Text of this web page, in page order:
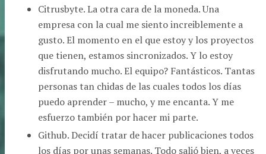
Citrusbyte. La otra cara de la moneda. Una
empresa con la cual me siento increiblemente a
gusto. El momento en el que estoy y los proyectos
que tienen, estamos sincronizados. Y lo estoy
disfrutando mucho. El equipo? Fantásticos. Tantas
personas tan chidas de las cuales todos los días
puedo aprender – mucho, y me encanta. Y me
esfuerzo también por hacer mi parte.
Github. Decidí tratar de hacer publicaciones todos
los días por unas semanas. Todo salió bien, a veces